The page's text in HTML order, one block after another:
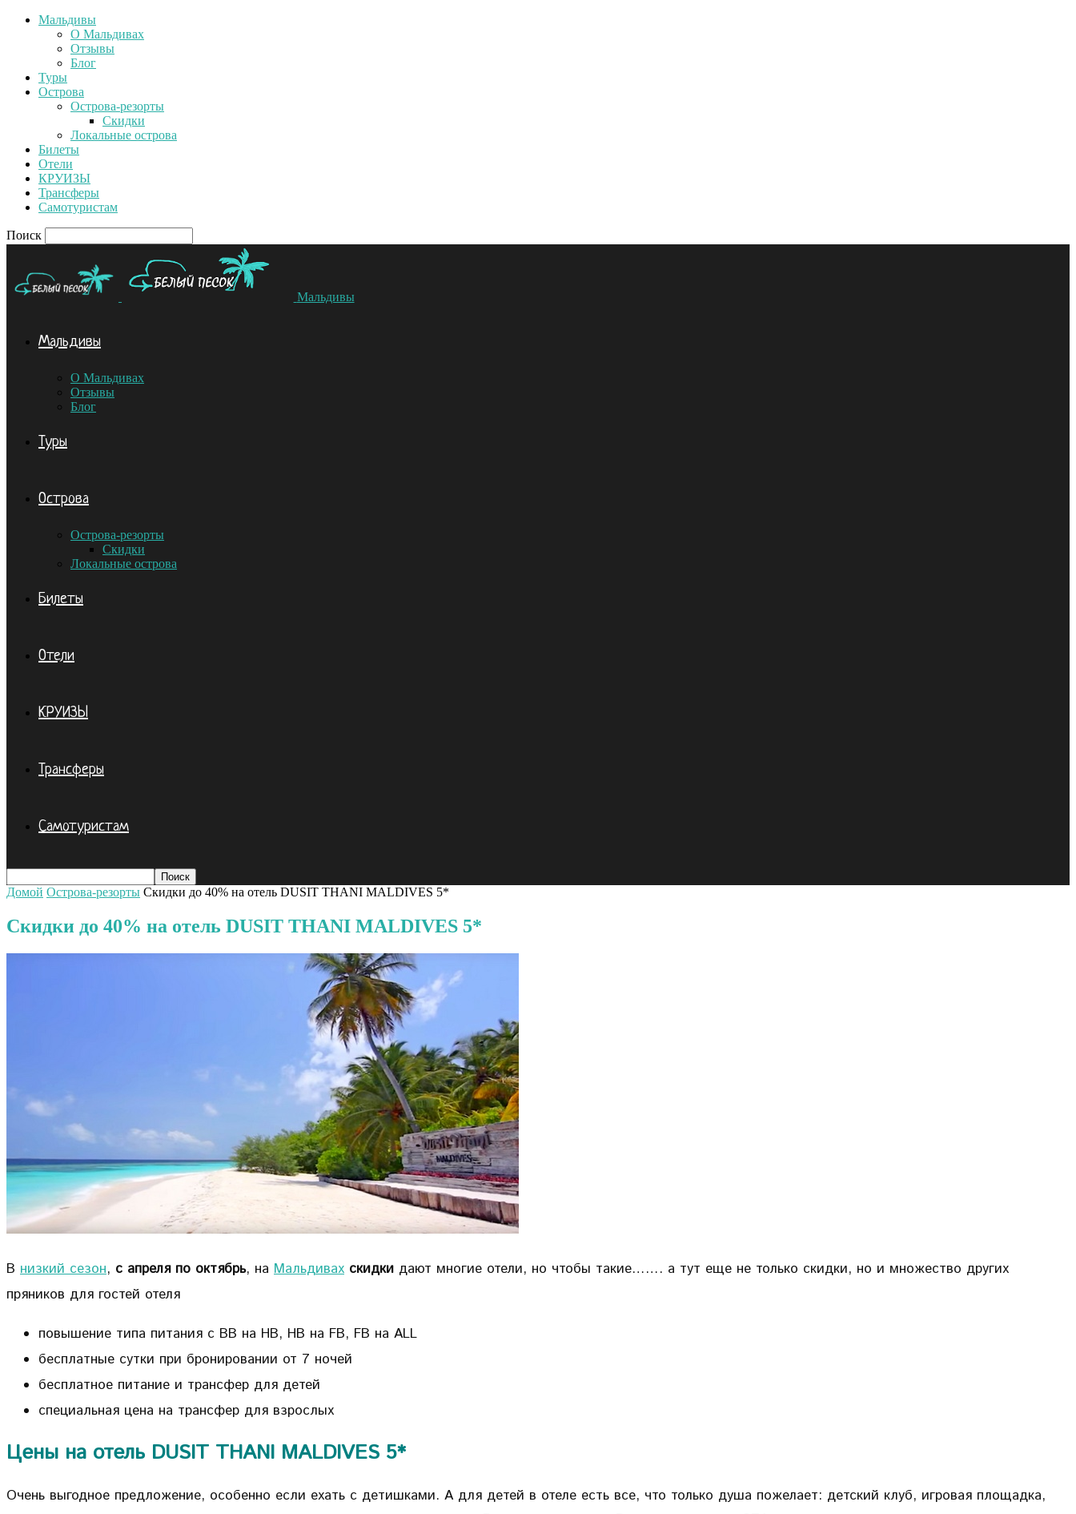
Мальдивы
О Мальдивах
Отзывы
Блог
Туры
Острова
Острова-резорты
Скидки
Локальные острова
Билеты
Отели
КРУИЗЫ
Трансферы
Самотуристам
Поиск
Мальдивы
Мальдивы
О Мальдивах
Отзывы
Блог
Туры
Острова
Острова-резорты
Скидки
Локальные острова
Билеты
Отели
КРУИЗЫ
Трансферы
Самотуристам
Домой Острова-резорты Скидки до 40% на отель DUSIT THANI MALDIVES 5*
Скидки до 40% на отель DUSIT THANI MALDIVES 5*
В низкий сезон, с апреля по октябрь, на Мальдивах скидки дают многие отели, но чтобы такие……. а тут еще не только скидки, но и множество других
пряников для гостей отеля
повышение типа питания с BB на HB, HB на FB, FB на ALL
бесплатные сутки при бронировании от 7 ночей
бесплатное питание и трансфер для детей
специальная цена на трансфер для взрослых
Цены на отель DUSIT THANI MALDIVES 5*
Очень выгодное предложение, особенно если ехать с детишками. А для детей в отеле есть все, что только душа пожелает: детский клуб, игровая площадка,